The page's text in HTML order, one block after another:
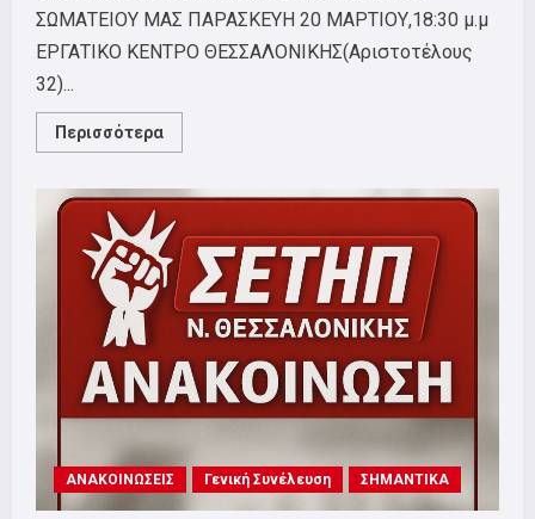
ΣΩΜΑΤΕΙΟΥ ΜΑΣ ΠΑΡΑΣΚΕΥΗ 20 ΜΑΡΤΙΟΥ,18:30 μ.μ
ΕΡΓΑΤΙΚΟ ΚΕΝΤΡΟ ΘΕΣΣΑΛΟΝΙΚΗΣ(Αριστοτέλους
32)...
Περισσότερα
more
ΓΕΝΙΚΗ
ΠΑΡΑΣΚΕΥΗ
20
ΜΑΡΤΙΟΥ.
ΕΞΩ
Η
ΕΛΛΑΔΑ
ΑΠΟ
ΠΟΛΕΜΟ!
ΑΝΑΚΟΙΝΩΣΕΙΣ Γενική Συνέλευση ΣΗΜΑΝΤΙΚΑ